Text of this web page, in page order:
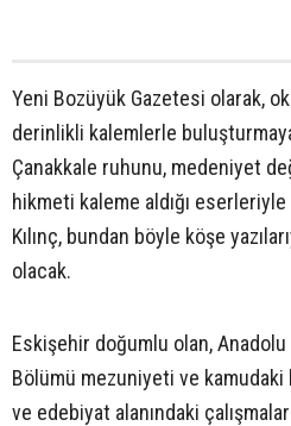
Yeni Bozüyük Gazetesi olarak,
derinlikli kalemlerle
Çanakkale ruhunu, medeniyet
hikmeti kaleme aldığı eserleriyle
Kılınç, bundan böyle köşe
olacak.
Eskişehir doğumlu olan,
Bölümü mezuniyeti ve
ve edebiyat alanındaki